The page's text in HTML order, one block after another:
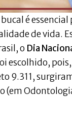
é essencial
de vida.
o Dia
escolhido,
9.311,
(em